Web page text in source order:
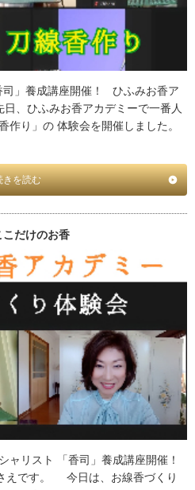
司」養成講座開催！ ひふみお香ア
、ひふみお香アカデミーで一番人
作り」の 体験会を開催しました。
きを読む
だけのお香
ャリスト 「香司」養成講座開催！
えです。 今日は、お線香づくり